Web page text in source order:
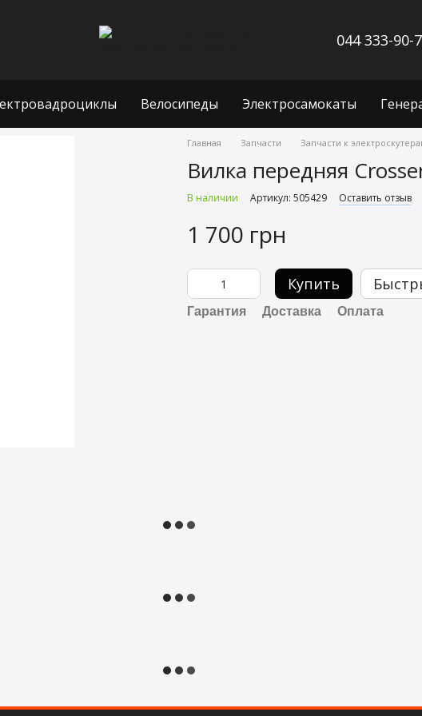
044 333-90-
Велосипеды Электросамокаты
Главная Запчасти Запчасти к
Вилка передняя
В наличии Артикул: 505429 Оставить отзыв
1 700 грн
Купить
Гарантия Доставка Оплата